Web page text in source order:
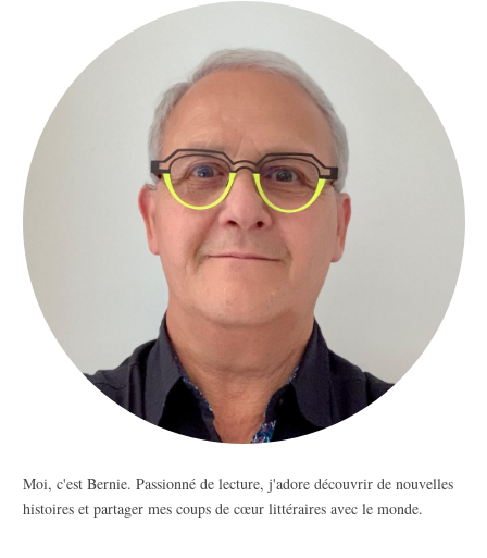
Moi, c'est Bernie. Passionné de lecture, j'adore découvrir de nouvelles
histoires et partager mes coups de cœur littéraires avec le monde.